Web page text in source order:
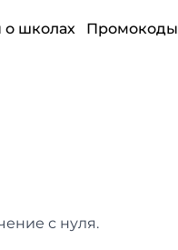
школах Промокоды
с нуля.